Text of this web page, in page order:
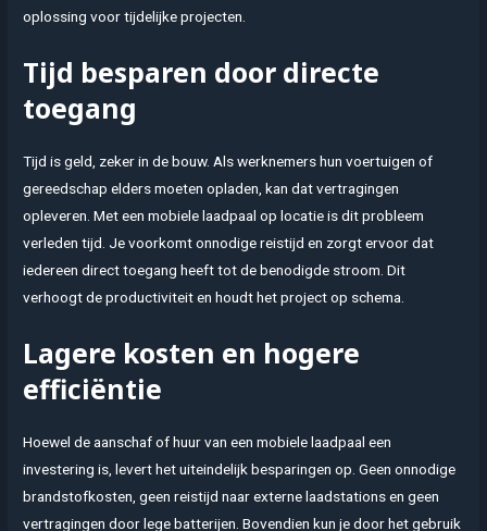
oplossing voor tijdelijke projecten.
Tijd besparen door directe
toegang
Tijd is geld, zeker in de bouw. Als werknemers hun voertuigen of
gereedschap elders moeten opladen, kan dat vertragingen
opleveren. Met een mobiele laadpaal op locatie is dit probleem
verleden tijd. Je voorkomt onnodige reistijd en zorgt ervoor dat
iedereen direct toegang heeft tot de benodigde stroom. Dit
verhoogt de productiviteit en houdt het project op schema.
Lagere kosten en hogere
efficiëntie
Hoewel de aanschaf of huur van een mobiele laadpaal een
investering is, levert het uiteindelijk besparingen op. Geen onnodige
brandstofkosten, geen reistijd naar externe laadstations en geen
vertragingen door lege batterijen. Bovendien kun je door het gebruik